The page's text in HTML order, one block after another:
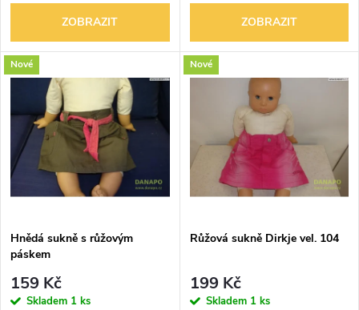
o
d
u
k
t
ů
d
u
k
t
ů
ZOBRAZIT ZOBRAZIT
Nové
Hnědá sukně s růžovým
páskem
159 Kč
Skladem 1 ks
Nové
Růžová sukně Dirkje vel. 104
199 Kč
Skladem 1 ks